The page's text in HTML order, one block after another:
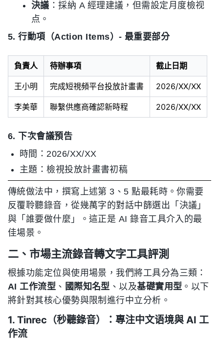
決議 ：採納 A 經理建議，但需設定月度檢视
点。
5. 行動項（Action Items）- 最重要部分
負責人 待辦事項 截止日期
王小明 完成短視頻平台投放計畫書 2026/XX/XX
李美華 聯繫供應商確認新時程 2026/XX/XX
6. 下次會議預告
時間：2026/XX/XX
主題：檢視投放計畫書初稿
傳統做法中，撰寫上述第 3、5 點最耗時。你需要
反覆聆聽錄音，從幾萬字的對話中篩選出「決議」
與「誰要做什麼」。這正是 AI 錄音工具介入的最
佳場景。
二、市場主流錄音轉文字工具評測
根據功能定位與使用場景，我們將工具分為三類：
AI 工作流型 、 國際知名型 、以及基礎實用型 。以下
將針對其核心優勢與限制進行中立分析。
1. Tinrec（秒聽錄音）：專注中文语境與 AI 工
作流